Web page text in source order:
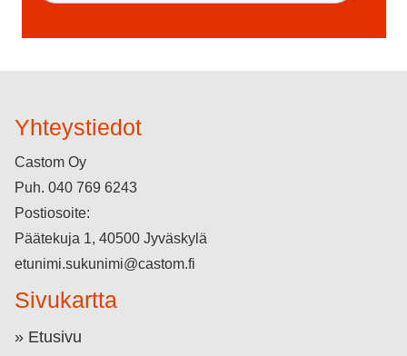
Yhteystiedot
Castom Oy
Puh. 040 769 6243
Postiosoite:
Päätekuja 1, 40500 Jyväskylä
etunimi.sukunimi@castom.fi
Sivukartta
Etusivu